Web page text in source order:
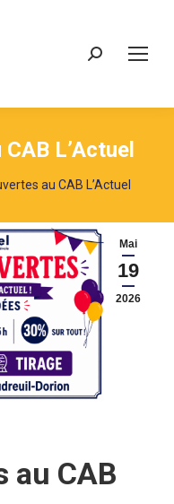
Recherche
L’Actuel
au CAB L’Actuel
Mai
19
2026
au CAB